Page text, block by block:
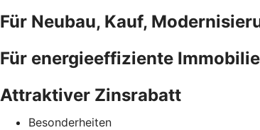
Für Neubau, Kauf,
Für energieeffiziente
Attraktiver Zinsrabatt
Besonderheiten